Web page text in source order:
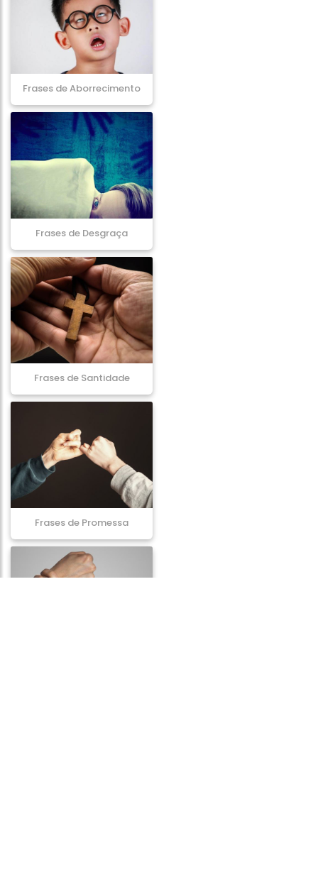
Frases de Aborrecimento
Frases de Desgraça
Frases de Santidade
Frases de Promessa